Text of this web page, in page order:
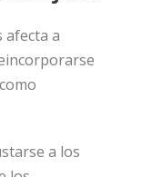
afecta a
a los